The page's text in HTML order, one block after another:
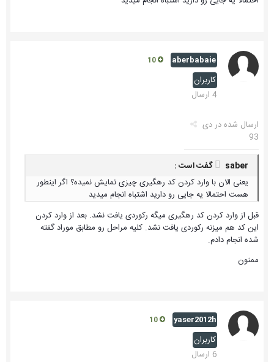
aberbabaie
کاربران
4 ارسال
ارسال شده دردی
93
saber گفت است :
یعنی الان با وارد کردن کد رهگیری چیزی نمایش نمیده؟ اگر اینطور
هست احتمالا یه جایی رو دارید اشتباه انجام میدید
قبل از وارد کردن کد رهگیری میگه رکوردی یافت نشد. بعد از وارد کردن
این کد هم میزنه رکوردی یافت نشد. کلیه مراحل رو مطابق موراد گفته
شده انجام دادم.
ممنون
yaser2012h
کاربران
6 ارسال